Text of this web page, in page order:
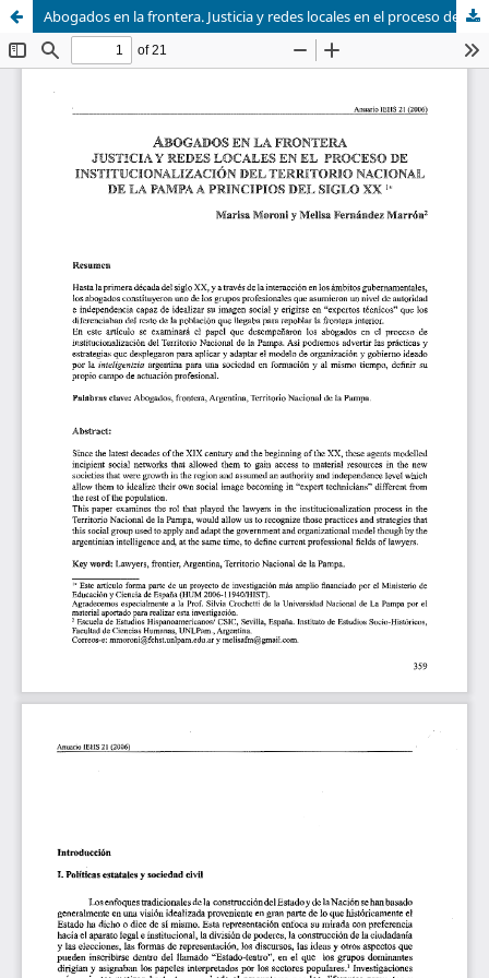
Abogados en la frontera. Justicia y redes locales en el proceso de institucionalización del Territorio Nacional de La Pampa a principios del siglo XX